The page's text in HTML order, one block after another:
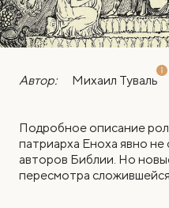
Автор: Михаил Туваль
Подробное описание
патриарха Еноха явно
авторов Библии. Но
пересмотра